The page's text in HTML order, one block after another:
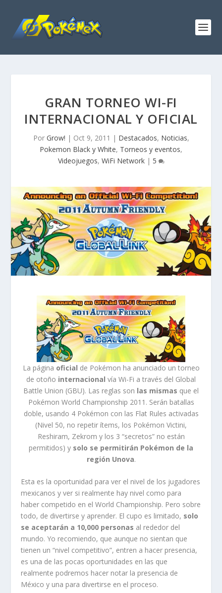
GRAN TORNEO WI-FI
INTERNACIONAL Y OFICIAL
Por Grow! | Oct 9, 2011 | Destacados, Noticias,
Pokemon Black y White, Torneos y eventos,
Videojuegos, WiFi Network| 5
La página oficial de Pokémon ha anunciado un torneo
de otoño internacional vía Wi-Fi a través del Global
Battle Union (GBU). Las reglas son las mismas que el
Pokémon World Championship 2011. Serán batallas
doble, usando 4 Pokémon con las Flat Rules activadas
(Nivel 50, no repetir ítems, los Pokémon Victini,
Reshiram, Zekrom y los 3 “secretos” no están
permitidos) y solo se permitirán Pokémon de la
región Unova.
Esta es la oportunidad para ver el nivel de los jugadores
mexicanos y ver si realmente hay nivel como para
haber competido en el World Championship. Pero sobre
todo, de divertirse y aprender. El cupo es limitado, solo
se aceptarán a 10,000 personas al rededor del
mundo. Yo recomiendo, que aunque no sientan que
tienen un “nivel competitivo”, entren a hacer presencia,
es una de las pocas oportunidades en las que
realmente podremos hacer notar la presencia de
México y una para divertirse en el proceso.